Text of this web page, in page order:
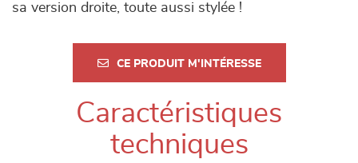
sa version droite, toute aussi stylée !
CE PRODUIT M'INTÉRESSE
Caractéristiques
techniques